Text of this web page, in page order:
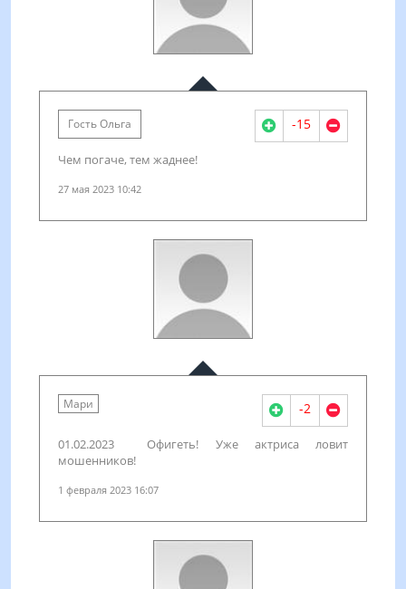
Гость Ольга -15
Чем погаче, тем жаднее!
27 мая 2023 10:42
Мари -2
01.02.2023 Офигеть! Уже актриса ловит
мошенников!
1 февраля 2023 16:07